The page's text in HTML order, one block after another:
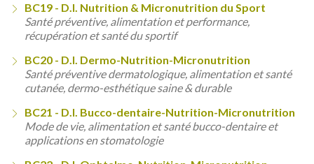
BC19 - D.I. Nutrition & Micronutrition du Sport
Santé préventive, alimentation et performance,
récupération et santé du sportif
BC20 - D.I. Dermo-Nutrition-Micronutrition
Santé préventive dermatologique, alimentation et santé
cutanée, dermo-esthétique saine & durable
BC21 - D.I. Bucco-dentaire-Nutrition-Micronutrition
Mode de vie, alimentation et santé bucco-dentaire et
applications en stomatologie